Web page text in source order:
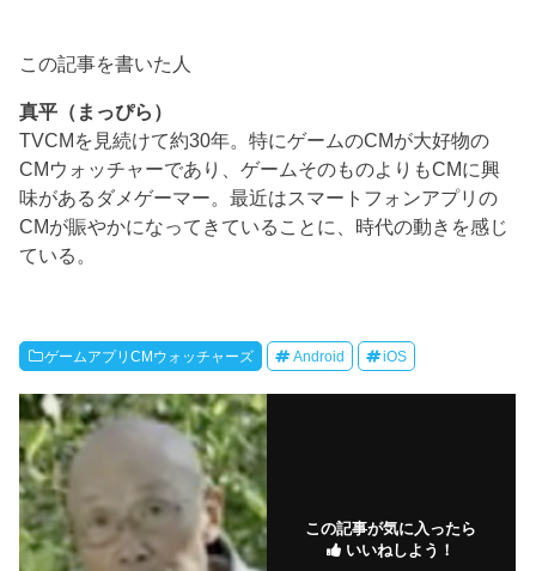
この記事を書いた人
真平（まっぴら）
TVCMを見続けて約30年。特にゲームのCMが大好物の
CMウォッチャーであり、ゲームそのものよりもCMに興
味があるダメゲーマー。最近はスマートフォンアプリの
CMが賑やかになってきていることに、時代の動きを感じ
ている。
ゲームアプリCMウォッチャーズ Android iOS
この記事が気に入ったら
いいねしよう！